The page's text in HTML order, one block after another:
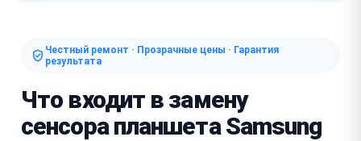
Честный ремонт · Прозрачные цены · Гарантия
результата
Что входит в замену
сенсора планшета Samsung